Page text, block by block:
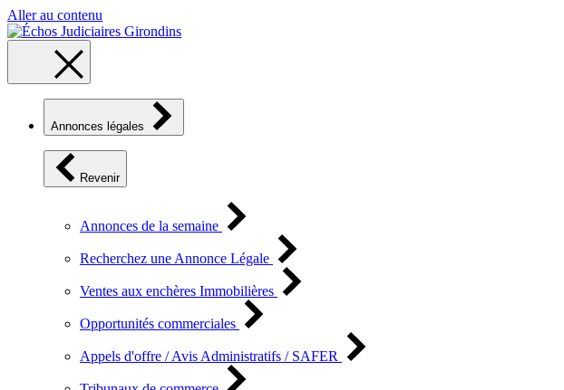
Aller au contenu
Annonces légales
Revenir
Annonces de la semaine
Recherchez une Annonce Légale
Ventes aux enchères Immobilières
Opportunités commerciales
Appels d'offre / Avis Administratifs / SAFER